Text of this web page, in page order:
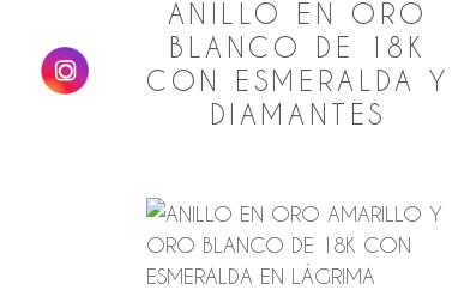
ANILLO EN ORO
BLANCO DE 18K
CON ESMERALDA Y
DIAMANTES